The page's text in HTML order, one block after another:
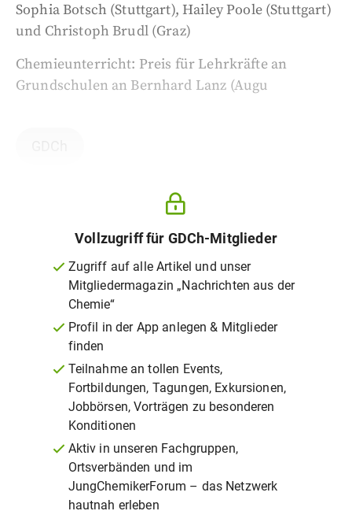
Sophia Botsch (Stuttgart), Hailey Poole (Stuttgart)
und Christoph Brudl (Graz)
Chemieunterricht: Preis für Lehrkräfte an
Grundschulen an Bernhard Lanz (Augu
Vollzugriff für GDCh-Mitglieder
Zugriff auf alle Artikel und unser
Mitgliedermagazin „Nachrichten aus der
Chemie“
Profil in der App anlegen & Mitglieder
finden
Teilnahme an tollen Events,
Fortbildungen, Tagungen, Exkursionen,
Jobbörsen, Vorträgen zu besonderen
Konditionen
Aktiv in unseren Fachgruppen,
Ortsverbänden und im
JungChemikerForum – das Netzwerk
hautnah erleben